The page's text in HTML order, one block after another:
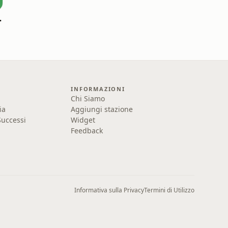
B1-B2)
INFORMAZIONI
Chi Siamo
Aggiungi stazione
Widget
Feedback
Informativa sulla PrivacyTermini di Utilizzo